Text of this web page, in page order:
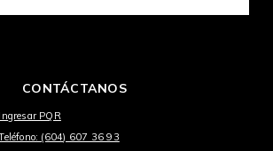
CONTÁCTANOS
Ingresar PQR
(604) 607 36 93